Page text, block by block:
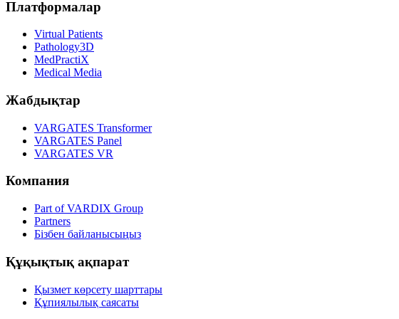
Платформалар
Virtual Patients
Pathology3D
MedPractiX
Medical Media
Жабдықтар
VARGATES Transformer
VARGATES Panel
VARGATES VR
Компания
Part of VARDIX Group
Partners
Бізбен байланысыңыз
Құқықтық ақпарат
Қызмет көрсету шарттары
Құпиялылық саясаты